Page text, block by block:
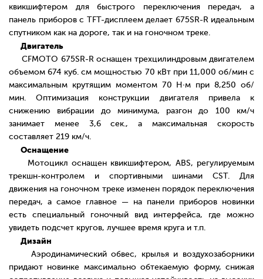
квикшифтером для быстрого переключения передач, а
панель приборов с TFT-дисплеем делает 675SR-R идеальным
спутником как на дороге, так и на гоночном треке.
Двигатель
CFMOTO 675SR-R оснащен трехцилиндровым двигателем
объемом 674 куб. см мощностью 70 кВт при 11,000 об/мин с
максимальным крутящим моментом 70 Н∙м при 8,250 об/
мин. Оптимизация конструкции двигателя привела к
снижению вибрации до минимума,
разгон до 100 км/ч
занимает менее 3,6 сек., а максимальная скорость
составляет 219 км/ч.
Оснащение
Мотоцикл оснащен квикшифтером, ABS, регулируемым
трекшн-контролем и спортивными шинами CST. Для
движения на гоночном треке изменен порядок переключения
передач, а самое главное — на панели приборов новинки
есть специальный гоночный вид интерфейса, где можно
увидеть подсчет кругов, лучшее время круга и т.п.
Дизайн
Аэродинамический обвес, крылья и воздухозаборники
придают новинке максимально обтекаемую форму, снижая